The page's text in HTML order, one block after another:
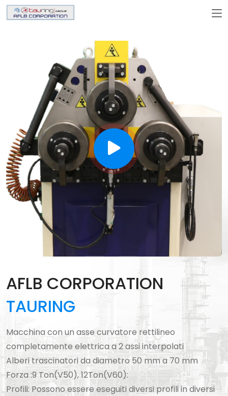
AFLB CORPORATION
TAURING
Macchina con un asse curvatore rettilineo
completamente elettrica a 2 assi interpolati
Alberi trascinatori da diametro 50 mm a 70 mm
Forza :9 Ton(V50), 12Ton(V60):
Profili: Possono essere eseguiti diversi profili in diversi